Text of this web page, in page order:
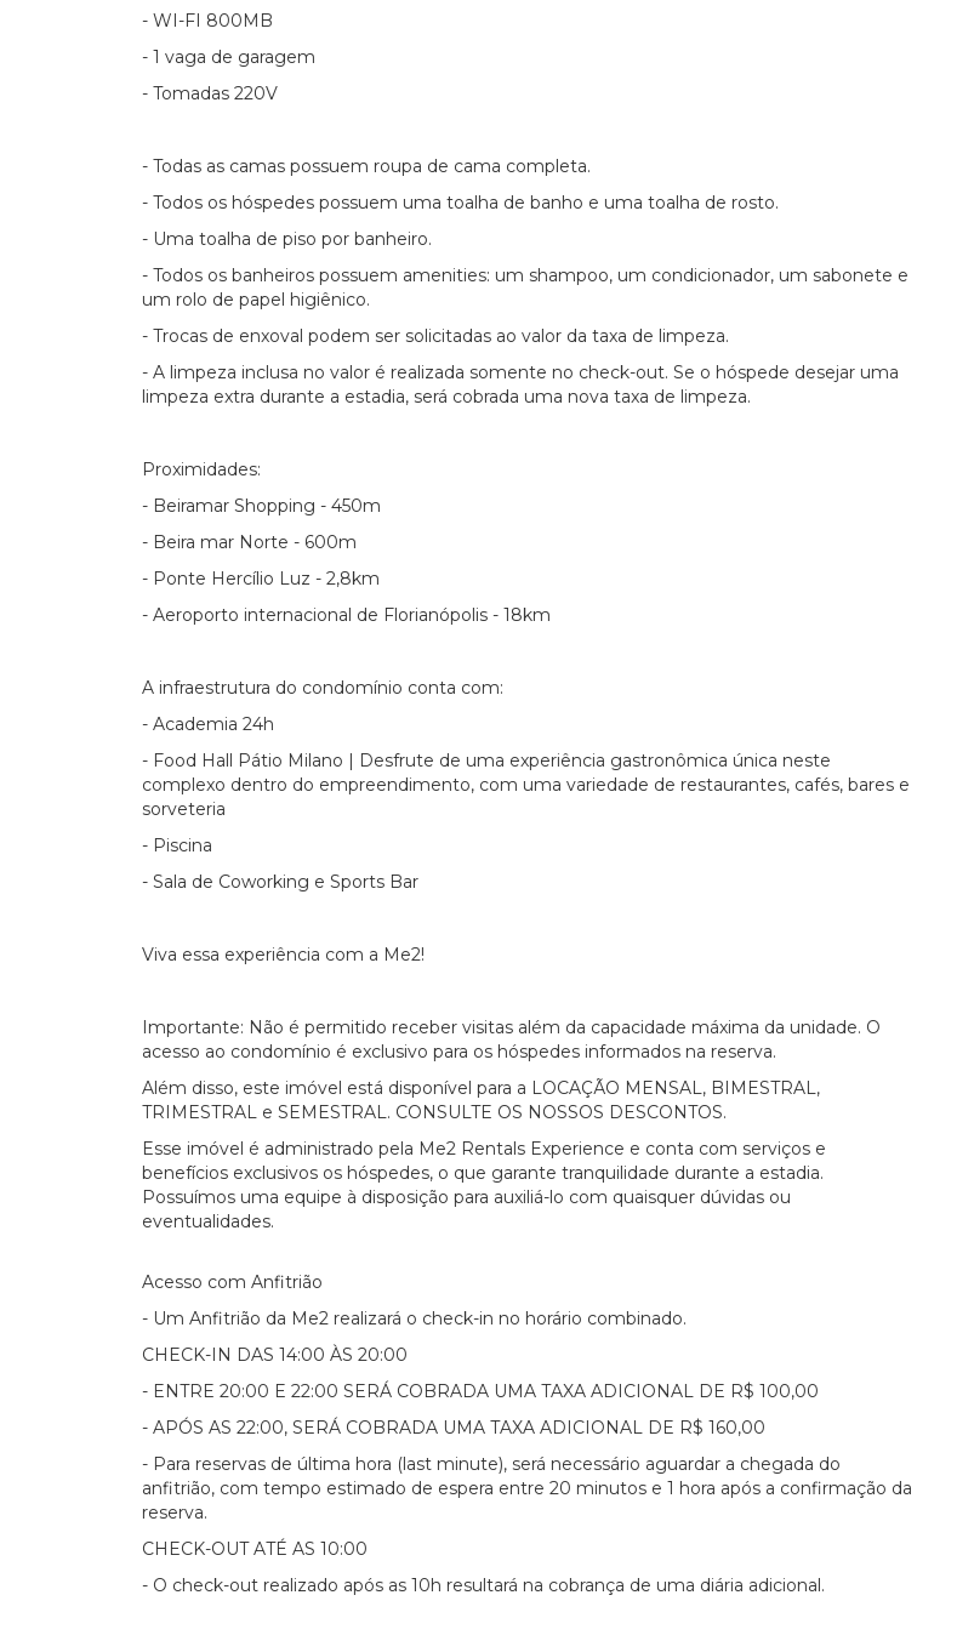
- WI-FI 800MB
- 1 vaga de garagem
- Tomadas 220V
- Todas as camas possuem roupa de cama completa.
- Todos os hóspedes possuem uma toalha de banho e uma toalha de rosto.
- Uma toalha de piso por banheiro.
- Todos os banheiros possuem amenities: um shampoo, um condicionador, um sabonete e
um rolo de papel higiênico.
- Trocas de enxoval podem ser solicitadas ao valor da taxa de limpeza.
- A limpeza inclusa no valor é realizada somente no check-out. Se o hóspede desejar uma
limpeza extra durante a estadia, será cobrada uma nova taxa de limpeza.
Proximidades:
- Beiramar Shopping - 450m
- Beira mar Norte - 600m
- Ponte Hercílio Luz - 2,8km
- Aeroporto internacional de Florianópolis - 18km
A infraestrutura do condomínio conta com:
- Academia 24h
- Food Hall Pátio Milano | Desfrute de uma experiência gastronômica única neste
complexo dentro do empreendimento, com uma variedade de restaurantes, cafés, bares e
sorveteria
- Piscina
- Sala de Coworking e Sports Bar
Viva essa experiência com a Me2!
Importante: Não é permitido receber visitas além da capacidade máxima da unidade. O
acesso ao condomínio é exclusivo para os hóspedes informados na reserva.
Além disso, este imóvel está disponível para a LOCAÇÃO MENSAL, BIMESTRAL,
TRIMESTRAL e SEMESTRAL. CONSULTE OS NOSSOS DESCONTOS.
Esse imóvel é administrado pela Me2 Rentals Experience e conta com serviços e
benefícios exclusivos os hóspedes, o que garante tranquilidade durante a estadia.
Possuímos uma equipe à disposição para auxiliá-lo com quaisquer dúvidas ou
eventualidades.
Acesso com Anfitrião
- Um Anfitrião da Me2 realizará o check-in no horário combinado.
CHECK-IN DAS 14:00 ÀS 20:00
- ENTRE 20:00 E 22:00 SERÁ COBRADA UMA TAXA ADICIONAL DE R$ 100,00
- APÓS AS 22:00, SERÁ COBRADA UMA TAXA ADICIONAL DE R$ 160,00
- Para reservas de última hora (last minute), será necessário aguardar a chegada do
anfitrião, com tempo estimado de espera entre 20 minutos e 1 hora após a confirmação da
reserva.
CHECK-OUT ATÉ AS 10:00
- O check-out realizado após as 10h resultará na cobrança de uma diária adicional.